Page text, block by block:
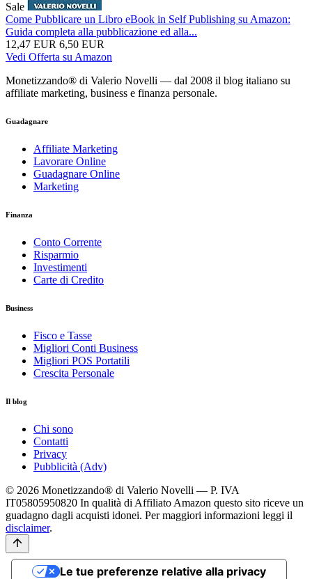
Sale
Come Pubblicare un Libro eBook in Self Publishing su Amazon:
Guida completa alla pubblicazione ed alla...
12,47 EUR 6,50 EUR
Vedi Offerta su Amazon
Monetizzando® di Valerio Novelli — dal 2008 il blog italiano su
affiliate marketing, business e finanza personale.
Guadagnare
Affiliate Marketing
Lavorare Online
Guadagnare Online
Marketing
Finanza
Conto Corrente
Risparmio
Investimenti
Carte di Credito
Business
Fisco e Tasse
Migliori Conti Business
Migliori POS Portatili
Crescita Personale
Il blog
Chi sono
Contatti
Privacy
Pubblicità (Adv)
© 2026 Monetizzando® di Valerio Novelli — P. IVA
IT05805950820 In qualità di Affiliato Amazon questo sito riceve un
guadagno dagli acquisti idonei. Per maggiori informazioni leggi il
disclaimer.
Le tue preferenze relative alla privacy